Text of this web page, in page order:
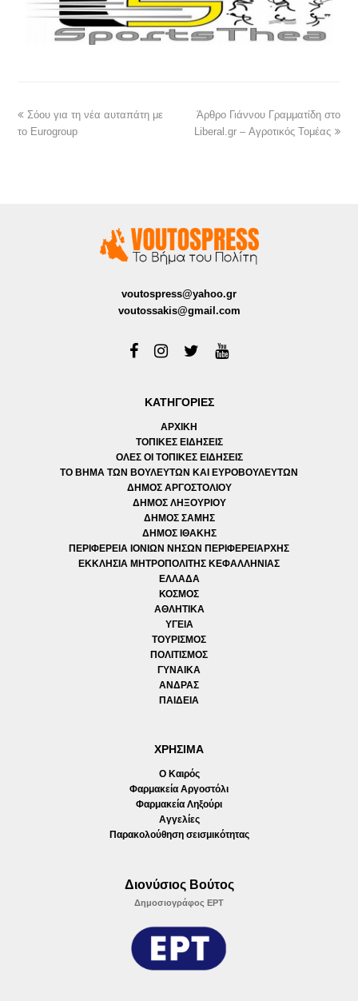
Σόου για τη νέα αυταπάτη με
το Eurogroup
Άρθρο Γιάννου Γραμματίδη στο
Liberal.gr – Αγροτικός Τομέας
voutospress@yahoo.gr
voutossakis@gmail.com
ΚΑΤΗΓΟΡΙΕΣ
ΑΡΧΙΚΗ
ΤΟΠΙΚΕΣ ΕΙΔΗΣΕΙΣ
ΟΛΕΣ ΟΙ ΤΟΠΙΚΕΣ ΕΙΔΗΣΕΙΣ
ΤΟ ΒΗΜΑ ΤΩΝ ΒΟΥΛΕΥΤΩΝ ΚΑΙ ΕΥΡΟΒΟΥΛΕΥΤΩΝ
ΔΗΜΟΣ ΑΡΓΟΣΤΟΛΙΟΥ
ΔΗΜΟΣ ΛΗΞΟΥΡΙΟΥ
ΔΗΜΟΣ ΣΑΜΗΣ
ΔΗΜΟΣ ΙΘΑΚΗΣ
ΠΕΡΙΦΕΡΕΙΑ ΙΟΝΙΩΝ ΝΗΣΩΝ ΠΕΡΙΦΕΡΕΙΑΡΧΗΣ
ΕΚΚΛΗΣΙΑ ΜΗΤΡΟΠΟΛΙΤΗΣ ΚΕΦΑΛΛΗΝΙΑΣ
ΕΛΛΑΔΑ
ΚΟΣΜΟΣ
ΑΘΛΗΤΙΚΑ
ΥΓΕΙΑ
ΤΟΥΡΙΣΜΟΣ
ΠΟΛΙΤΙΣΜΟΣ
ΓΥΝΑΙΚΑ
ΑΝΔΡΑΣ
ΠΑΙΔΕΙΑ
ΧΡΗΣΙΜΑ
Ο Καιρός
Φαρμακεία Αργοστόλι
Φαρμακεία Ληξούρι
Αγγελίες
Παρακολούθηση σεισμικότητας
Διονύσιος Βούτος
Δημοσιογράφος ΕΡΤ